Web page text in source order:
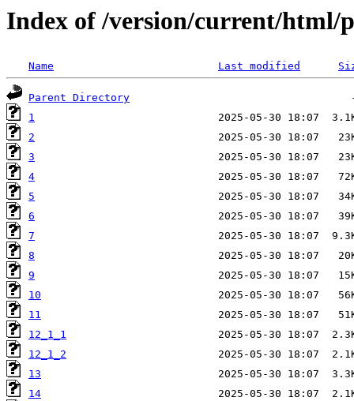
Index of /version/current/html/
Name Last modified
Parent Directory
1
2
3
4
5
6
7
8
9
10
11
12_1_1
12_1_2
13
14